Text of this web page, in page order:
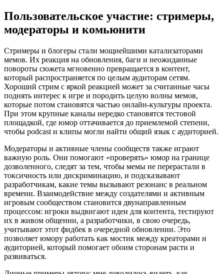
Пользовательское участие: стримеры,
модераторы и комьюнити
Стримеры и блогеры стали мощнейшими катализаторами
мемов. Их реакция на обновления, баги и неожиданные
повороты сюжета мгновенно превращается в контент,
который распространяется по целым аудиторам сетям.
Хороший стрим с яркой реакцией может за считанные часы
поднять интерес к игре и породить целую волны мемов,
которые потом становятся частью онлайн-культуры проекта.
При этом крупные каналы нередко становятся тестовой
площадкой, где юмор оттачивается до приемлемой степени,
чтобы podcast и клипы могли найти общий язык с аудиторией.
Модераторы и активные члены сообществ также играют
важную роль. Они помогают «проверять» юмор на границе
дозволенного, следят за тем, чтобы мемы не перерастали в
токсичность или дискриминацию, и подсказывают
разработчикам, какие темы вызывают резонанс в реальном
времени. Взаимодействие между создателями и активным
игровым сообществом становится двунаправленным
процессом: игроки выдвигают идеи для контента, тестируют
их в живом общении, а разработчики, в свою очередь,
учитывают этот фидбек в очередной обновлении. Это
позволяет юмору работать как мостик между креаторами и
аудиторией, который помогает обоим сторонам расти и
развиваться.